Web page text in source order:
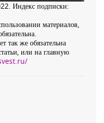
Индекс подписки:
материалов,
так же обязательна
или на главную